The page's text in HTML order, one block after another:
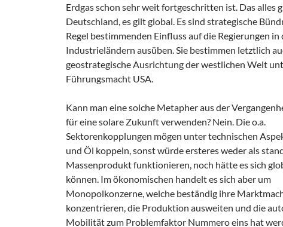
Erdgas schon sehr weit fortgeschritten ist. Das alles
Deutschland, es gilt global. Es sind strategische
Regel bestimmenden Einfluss auf die Regierungen in
Industrieländern ausüben. Sie bestimmen letztlich
geostrategische Ausrichtung der westlichen Welt
Führungsmacht USA.
Kann man eine solche Metapher aus der
für eine solare Zukunft verwenden? Nein. Die o.a.
Sektorenkopplungen mögen unter technischen
und Öl koppeln, sonst würde ersteres weder als
Massenprodukt funktionieren, noch hätte es sich
können. Im ökonomischen handelt es sich aber um
Monopolkonzerne, welche beständig ihre
konzentrieren, die Produktion ausweiten und die
Mobilität zum Problemfaktor Nummero eins hat